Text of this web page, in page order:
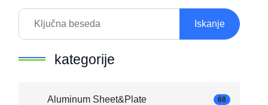
Iskanje
kategorije
Aluminum Sheet&Plate 68